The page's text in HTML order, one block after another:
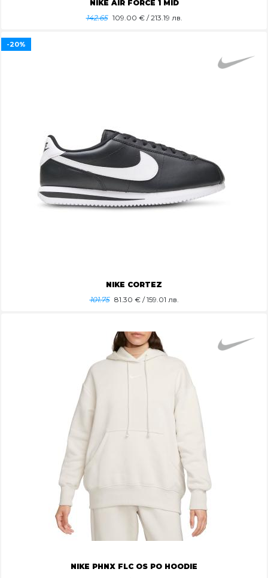
NIKE AIR FORCE 1 MID
142.65 109.00 € / 213.19 лв.
NIKE CORTEZ
101.75 81.30 € / 159.01 лв.
-20%
NIKE PHNX FLC OS PO HOODIE